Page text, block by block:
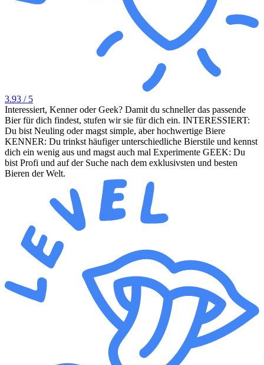
3.93 / 5
Interessiert, Kenner oder Geek? Damit du schneller das passende
Bier für dich findest, stufen wir sie für dich ein. INTERESSIERT:
Du bist Neuling oder magst simple, aber hochwertige Biere
KENNER: Du trinkst häufiger unterschiedliche Bierstile und kennst
dich ein wenig aus und magst auch mal Experimente GEEK: Du
bist Profi und auf der Suche nach dem exklusivsten und besten
Bieren der Welt.